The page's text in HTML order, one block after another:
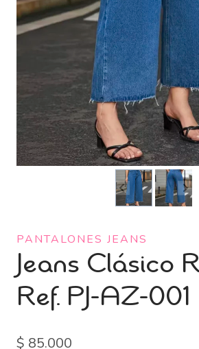
PANTALONES JEANS
Jeans Clásico
Ref. PJ-AZ-001
$ 85.000